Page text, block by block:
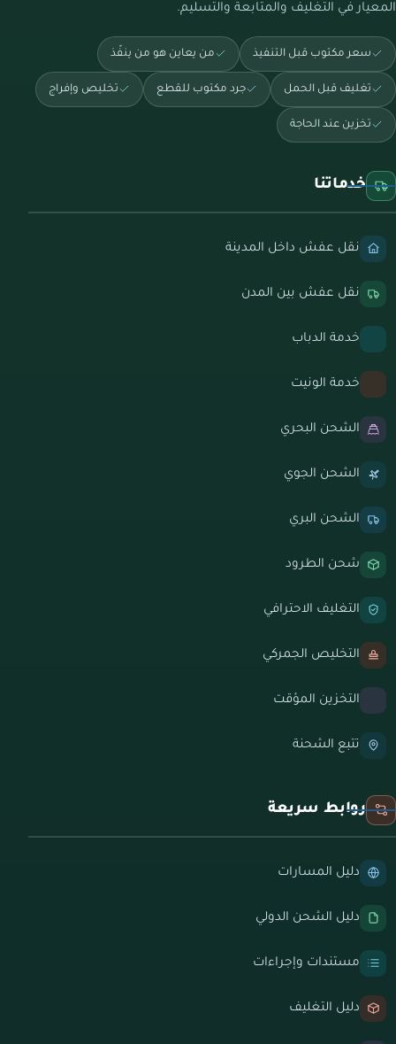
المعيار في التغليف والمتابعة والتسليم.
سعر مكتوب قبل التنفيذ من يعاين هو من ينفّذ
تغليف قبل الحمل جرد مكتوب للقطع تخليص وإفراج
تخزين عند الحاجة
خدماتنا
نقل عفش داخل المدينة
نقل عفش بين المدن
خدمة الدباب
خدمة الونيت
الشحن البحري
الشحن الجوي
الشحن البري
شحن الطرود
التغليف الاحترافي
التخليص الجمركي
التخزين المؤقت
تتبع الشحنة
روابط سريعة
دليل المسارات
دليل الشحن الدولي
مستندات وإجراءات
دليل التغليف